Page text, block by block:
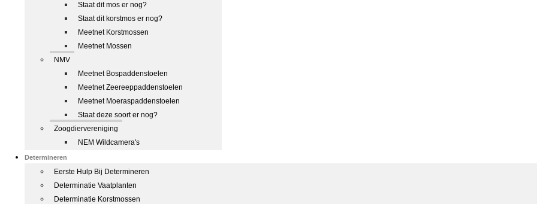
Staat dit mos er nog?
Staat dit korstmos er nog?
Meetnet Korstmossen
Meetnet Mossen
NMV
Meetnet Bospaddenstoelen
Meetnet Zeereeppaddenstoelen
Meetnet Moeraspaddenstoelen
Staat deze soort er nog?
Zoogdiervereniging
NEM Wildcamera's
Determineren
Eerste Hulp Bij Determineren
Determinatie Vaatplanten
Determinatie Korstmossen